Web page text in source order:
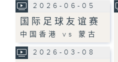
2026-06-05
国际足球友谊赛
中国香港 vs 蒙古
2026-03-08